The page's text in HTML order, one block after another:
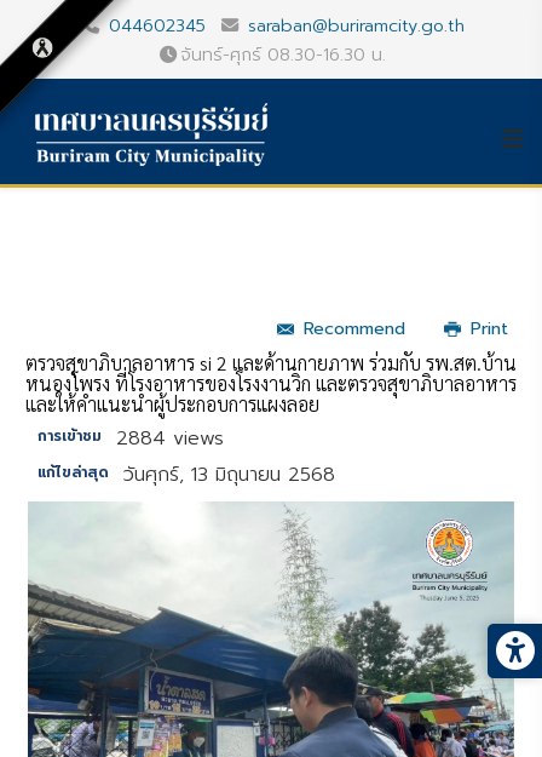
044602345
saraban@buriramcity.go.th
จันทร์-ศุกร์ 08.30-16.30 น.
Recommend
Print
ตรวจสุขาภิบาลอาหาร si 2 และด้านกายภาพ ร่วมกับ รพ.สต.บ้าน
หนองโพรง ที่โรงอาหารของโรงงานวิก และตรวจสุขาภิบาลอาหาร
และให้คำแนะนำผู้ประกอบการแผงลอย
การเข้าชม 2884 views
แก้ไขล่าสุด วันศุกร์, 13 มิถุนายน 2568